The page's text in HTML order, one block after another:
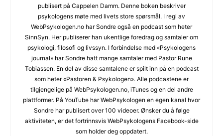
publisert på Cappelen Damm. Denne boken beskriver
psykologens møte med livets store spørsmål. I regi av
WebPsykologen.no har Sondre også en podcast som heter
SinnSyn. Her publiserer han ukentlige foredrag og samtaler om
psykologi, filosofi og livssyn. I forbindelse med «Psykologens
journal» har Sondre hatt mange samtaler med Pastor Rune
Tobiassen. En del av disse samtalene er spilt inn på en podcast
som heter «Pastoren & Psykologen». Alle podcastene er
tilgjengelige på WebPsykologen.no, iTunes og en del andre
plattformer. På YouTube har WebPsykologen en egen kanal hvor
Sondre har publisert over 100 videoer. Ønsker du å følge
aktiviteten, er det fortrinnsvis WebPsykologens Facebook-side
som holder deg oppdatert.